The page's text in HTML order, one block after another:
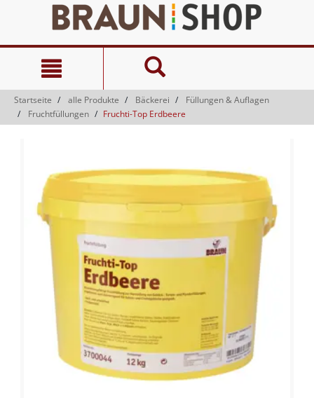
springen
Navigationsmenü
springen
Startseite alle Produkte Bäckerei
Füllungen & Auflagen
Fruchtfüllungen
Fruchti-Top Erdbeere